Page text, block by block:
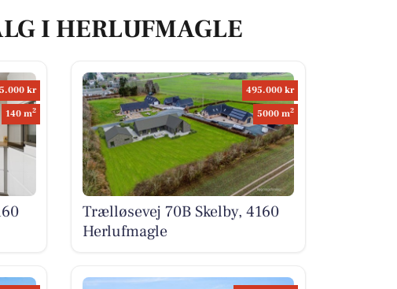
I HERLUFMAGLE
kr
140 m2
495.000 kr
5000 m2
Trælløsevej 70B Skelby, 4160
Herlufmagle